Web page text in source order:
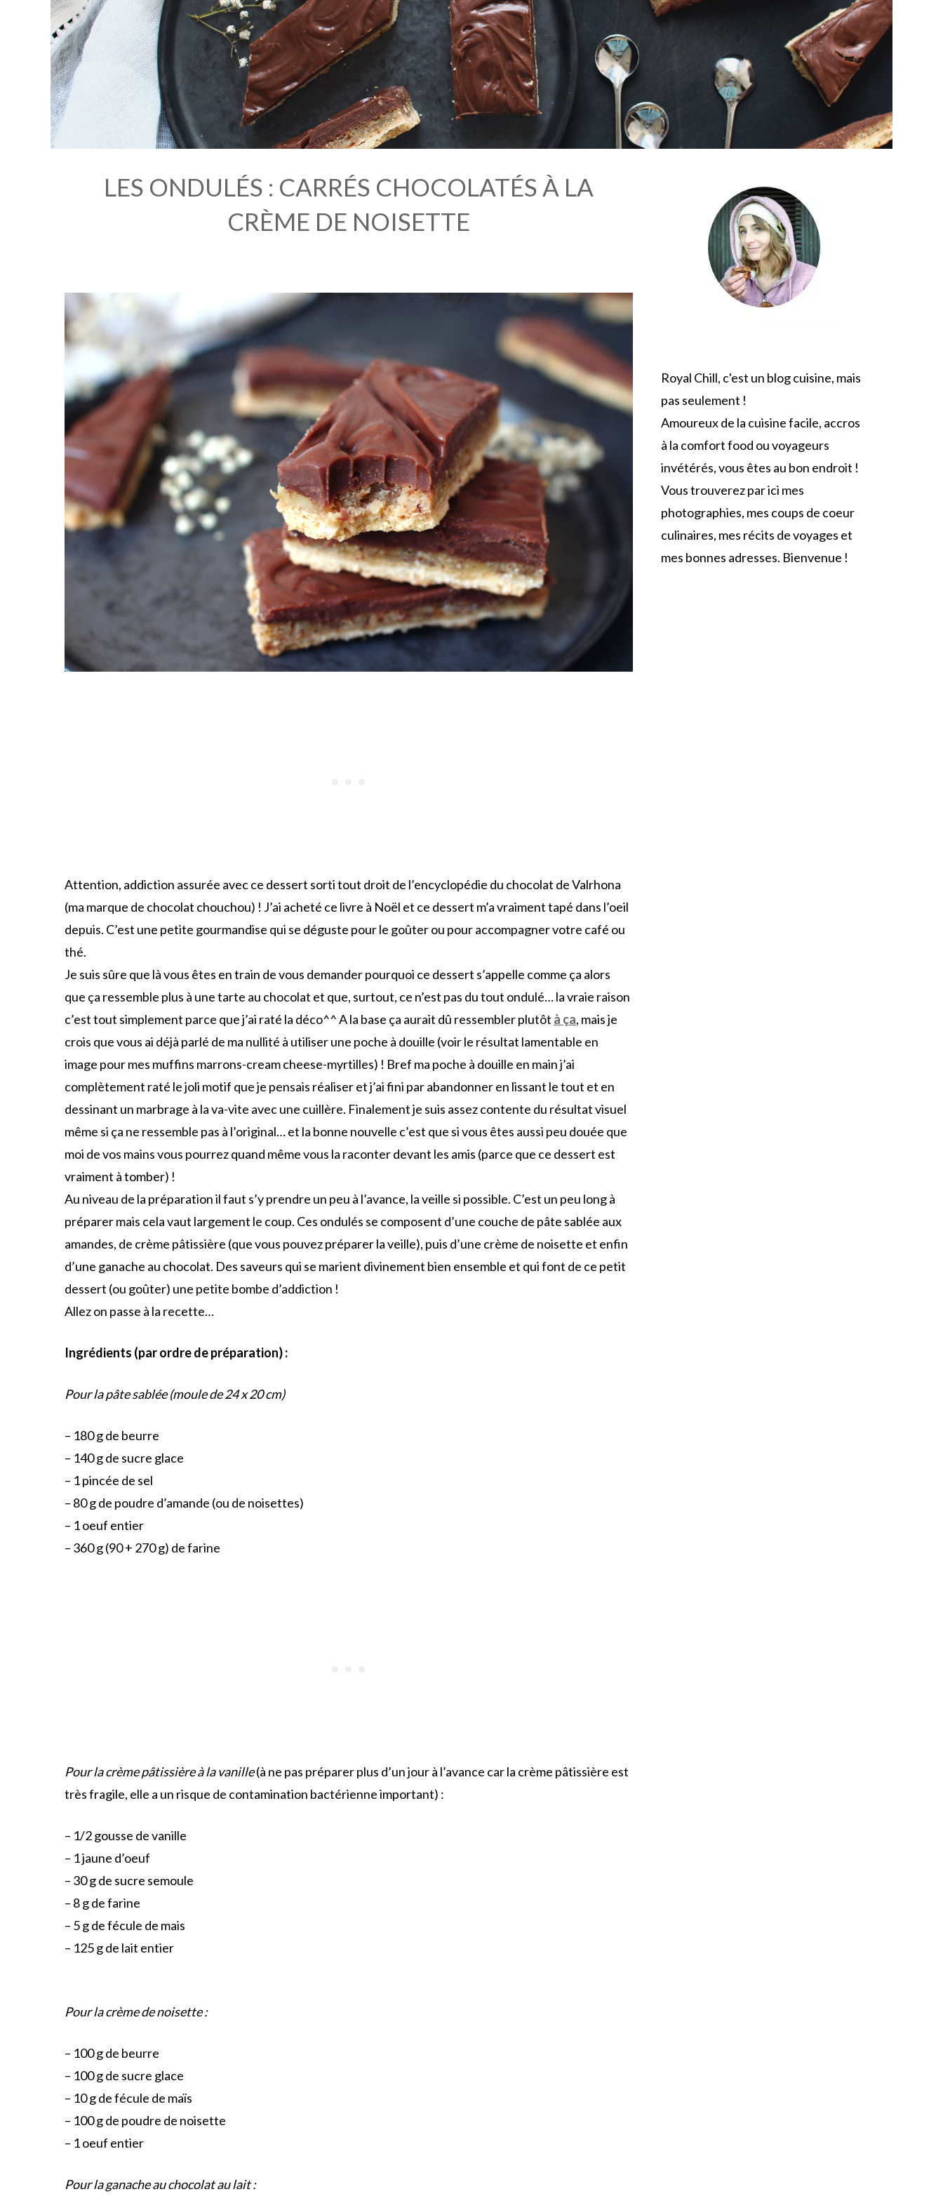
LES ONDULÉS : CARRÉS CHOCOLATÉS À LA
CRÈME DE NOISETTE
Attention, addiction assurée avec ce dessert sorti tout droit de l’encyclopédie du chocolat de Valrhona
(ma marque de chocolat chouchou) ! J’ai acheté ce livre à Noël et ce dessert m’a vraiment tapé dans l’oeil
depuis. C’est une petite gourmandise qui se déguste pour le goûter ou pour accompagner votre café ou
thé.
Je suis sûre que là vous êtes en train de vous demander pourquoi ce dessert s’appelle comme ça alors
que ça ressemble plus à une tarte au chocolat et que, surtout, ce n’est pas du tout ondulé… la vraie raison
c’est tout simplement parce que j’ai raté la déco^^ A la base ça aurait dû ressembler plutôt à ça, mais je
crois que vous ai déjà parlé de ma nullité à utiliser une poche à douille (voir le résultat lamentable en
image pour mes muffins marrons-cream cheese-myrtilles) ! Bref ma poche à douille en main j’ai
complètement raté le joli motif que je pensais réaliser et j’ai fini par abandonner en lissant le tout et en
dessinant un marbrage à la va-vite avec une cuillère. Finalement je suis assez contente du résultat visuel
même si ça ne ressemble pas à l’original… et la bonne nouvelle c’est que si vous êtes aussi peu douée que
moi de vos mains vous pourrez quand même vous la raconter devant les amis (parce que ce dessert est
vraiment à tomber) !
Au niveau de la préparation il faut s’y prendre un peu à l’avance, la veille si possible. C’est un peu long à
préparer mais cela vaut largement le coup. Ces ondulés se composent d’une couche de pâte sablée aux
amandes, de crème pâtissière (que vous pouvez préparer la veille), puis d’une crème de noisette et enfin
d’une ganache au chocolat. Des saveurs qui se marient divinement bien ensemble et qui font de ce petit
dessert (ou goûter) une petite bombe d’addiction !
Allez on passe à la recette…
Ingrédients (par ordre de préparation) :
Pour la pâte sablée (moule de 24 x 20 cm)
– 180 g de beurre
– 140 g de sucre glace
– 1 pincée de sel
– 80 g de poudre d’amande (ou de noisettes)
– 1 oeuf entier
– 360 g (90 + 270 g) de farine
Pour la crème pâtissière à la vanille(à ne pas préparer plus d’un jour à l’avance car la crème pâtissière est
très fragile, elle a un risque de contamination bactérienne important) :
– 1/2 gousse de vanille
– 1 jaune d’oeuf
– 30 g de sucre semoule
– 8 g de farine
– 5 g de fécule de mais
– 125 g de lait entier
Pour la crème de noisette :
– 100 g de beurre
– 100 g de sucre glace
– 10 g de fécule de maïs
– 100 g de poudre de noisette
– 1 oeuf entier
Pour la ganache au chocolat au lait :
Royal Chill, c'est un blog cuisine, mais
pas seulement !
Amoureux de la cuisine facile, accros
à la comfort food ou voyageurs
invétérés, vous êtes au bon endroit !
Vous trouverez par ici mes
photographies, mes coups de coeur
culinaires, mes récits de voyages et
mes bonnes adresses. Bienvenue !